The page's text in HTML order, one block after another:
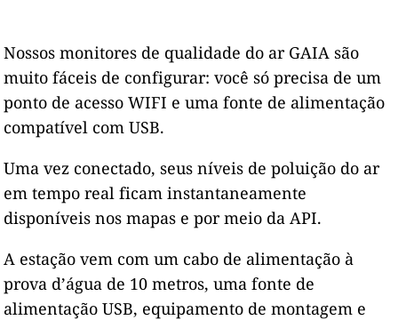
Nossos monitores de qualidade do ar GAIA são
muito fáceis de configurar: você só precisa de um
ponto de acesso WIFI e uma fonte de alimentação
compatível com USB.
Uma vez conectado, seus níveis de poluição do ar
em tempo real ficam instantaneamente
disponíveis nos mapas e por meio da API.
A estação vem com um cabo de alimentação à
prova d’água de 10 metros, uma fonte de
alimentação USB, equipamento de montagem e